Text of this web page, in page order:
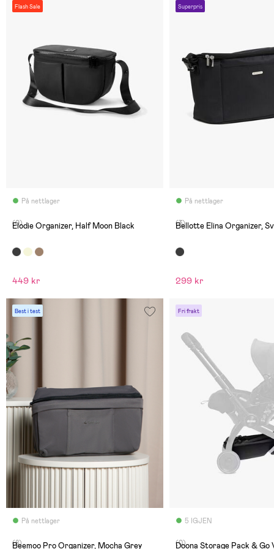
Flash Sale
På nettlager
(0)
Elodie Organizer, Half Moon Black
449 kr
Superpris
På nettlager
(3)
Bellotte Elina Organizer,
299 kr
Best i test
På nettlager
(8)
Beemoo Pro Organizer, Mocha Grey
Fri frakt
5 IGJEN
(0)
Doona Storage Pack & Go